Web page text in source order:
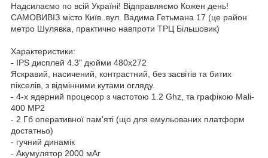
Надсилаємо по всій Україні! Відправляємо Кожен день!
САМОВИВІЗ місто Київ..вул. Вадима Гетьмана 17 (це район
метро Шулявка, практично навпроти ТРЦ Більшовик)
Характеристики:
- IPS дисплей 4.3" дюйми 480х272
Яскравий, насичений, контрастний, без засвітів та битих
пікселів, з відмінними кутами огляду.
- 4-х ядерний процесор з частотою 1.2 Ghz, та графікою Mali-
400 MP2
- 2 Гб оперативної пам'яті (що для емульованих платформ
достатньо)
- гучний динамік
- Акумулятор 2000 мАг